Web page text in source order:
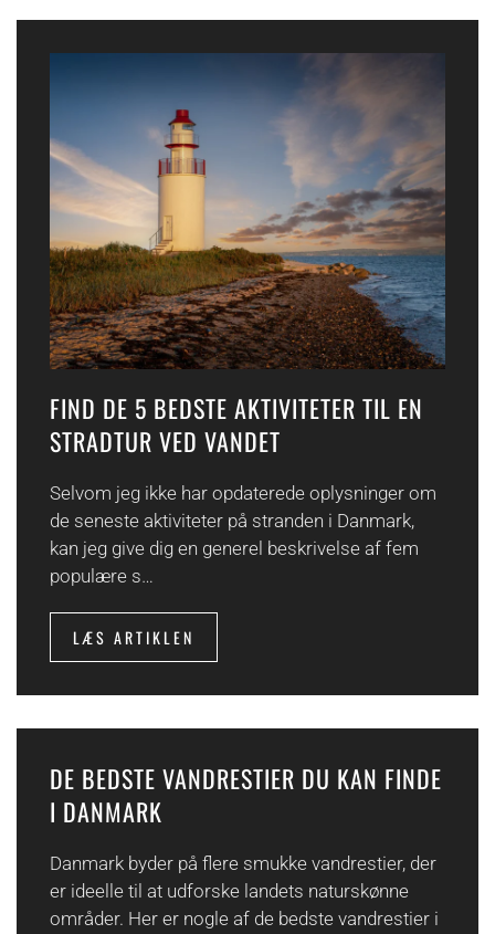
FIND DE 5 BEDSTE AKTIVITETER TIL EN
STRADTUR VED VANDET
Selvom jeg ikke har opdaterede oplysninger om
de seneste aktiviteter på stranden i Danmark,
kan jeg give dig en generel beskrivelse af fem
populære s…
LÆS ARTIKLEN
DE BEDSTE VANDRESTIER DU KAN FINDE
I DANMARK
Danmark byder på flere smukke vandrestier, der
er ideelle til at udforske landets naturskønne
områder. Her er nogle af de bedste vandrestier i